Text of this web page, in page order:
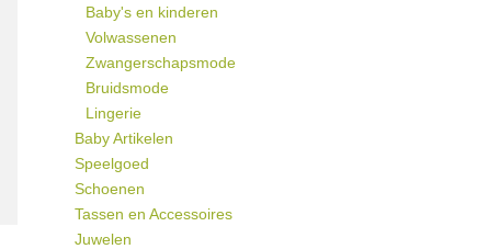
Baby's en kinderen
Volwassenen
Zwangerschapsmode
Bruidsmode
Lingerie
Baby Artikelen
Speelgoed
Schoenen
Tassen en Accessoires
Juwelen